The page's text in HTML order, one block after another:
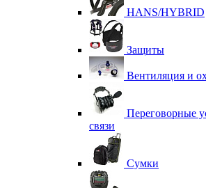
HANS/HYBRID
Защиты
Вентиляция и
Переговорные
связи
Сумки